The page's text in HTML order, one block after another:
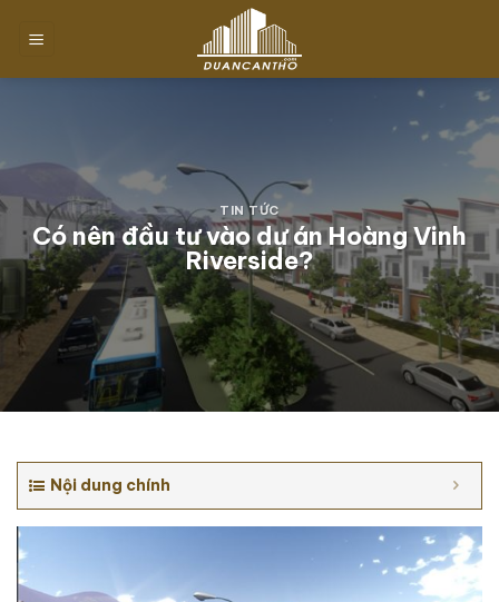
đến
TIN TỨC
Có nên đầu tư vào dự án Hoàng Vinh
Riverside?
Nội dung chính